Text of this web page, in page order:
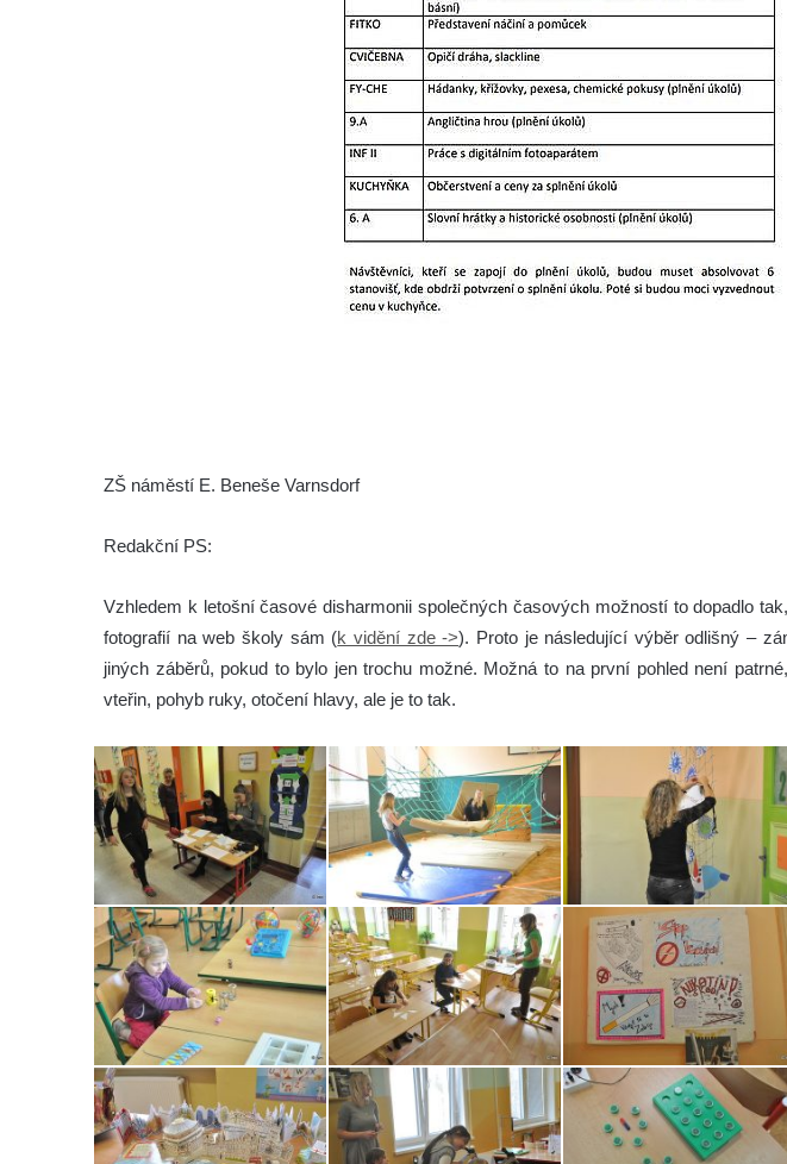
ZŠ náměstí E. Beneše Varnsdorf
Redakční PS:
Vzhledem k letošní časové disharmonii společných časových možností to dopadlo
fotografií na web školy sám (k vidění zde ->). Proto je následující výběr odlišný –
jiných záběrů, pokud to bylo jen trochu možné. Možná to na první pohled není
vteřin, pohyb ruky, otočení hlavy, ale je to tak.